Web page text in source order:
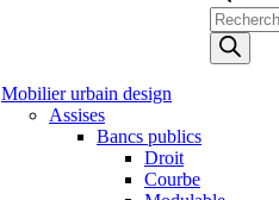
de
produits
Mobilier urbain design
Assises
Bancs publics
Droit
Courbe